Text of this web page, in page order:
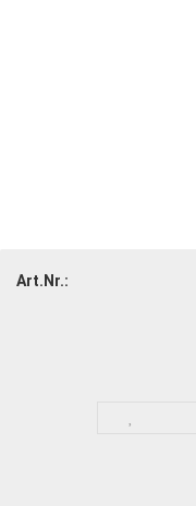
Art.Nr.: